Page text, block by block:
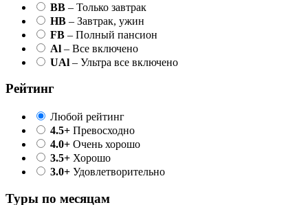
BB – Только завтрак
HB – Завтрак, ужин
FB – Полный пансион
Al – Все включено
UAl – Ультра все включено
Рейтинг
Любой рейтинг
4.5+ Превосходно
4.0+ Очень хорошо
3.5+ Хорошо
3.0+ Удовлетворительно
Туры по месяцам